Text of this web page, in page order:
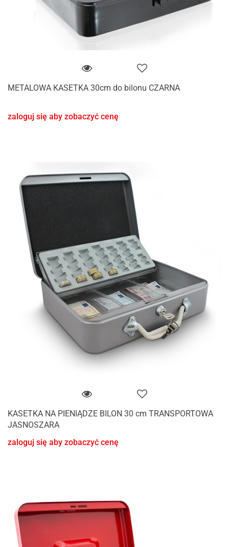
METALOWA KASETKA 30cm do bilonu CZARNA
zaloguj się aby zobaczyć cenę
KASETKA NA PIENIĄDZE BILON 30 cm TRANSPORTOWA
JASNOSZARA
zaloguj się aby zobaczyć cenę